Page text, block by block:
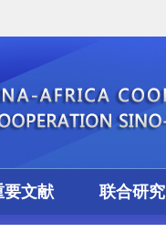
要文献 联合研究